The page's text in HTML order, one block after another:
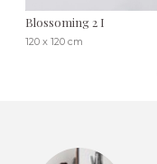
Blossoming 2 I
120 x 120 cm